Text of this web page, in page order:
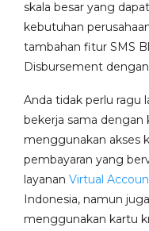
skala besar yang
kebutuhan
tambahan fitur SMS
Disbursement
Anda tidak perlu ragu
bekerja sama dengan
menggunakan akses
pembayaran yang
layanan Virtual
Indonesia, namun
menggunakan kartu